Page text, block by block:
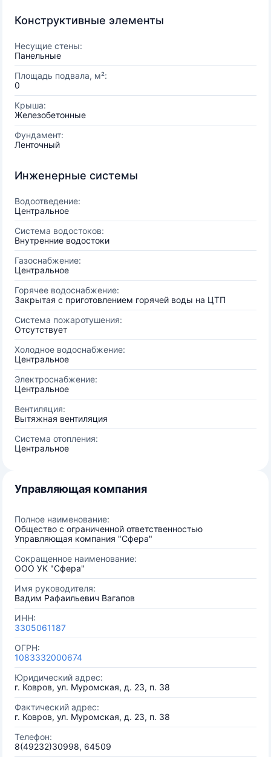
Конструктивные элементы
Несущие стены:
Панельные
Площадь подвала, м²:
0
Крыша:
Железобетонные
Фундамент:
Ленточный
Инженерные системы
Водоотведение:
Центральное
Система водостоков:
Внутренние водостоки
Газоснабжение:
Центральное
Горячее водоснабжение:
Закрытая с приготовлением горячей воды на ЦТП
Система пожаротушения:
Отсутствует
Холодное водоснабжение:
Центральное
Электроснабжение:
Центральное
Вентиляция:
Вытяжная вентиляция
Система отопления:
Центральное
Управляющая компания
Полное наименование:
Общество с ограниченной ответственностью
Управляющая компания "Сфера"
Сокращенное наименование:
ООО УК "Сфера"
Имя руководителя:
Вадим Рафаильевич Вагапов
ИНН:
3305061187
ОГРН:
1083332000674
Юридический адрес:
г. Ковров, ул. Муромская, д. 23, п. 38
Фактический адрес:
г. Ковров, ул. Муромская, д. 23, п. 38
Телефон:
8(49232)30998, 64509